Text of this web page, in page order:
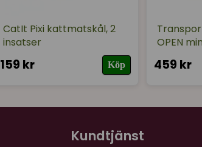
CatIt Pixi kattmatskål, 2
insatser
159 kr Köp
OPEN
459 kr
Kundtjänst